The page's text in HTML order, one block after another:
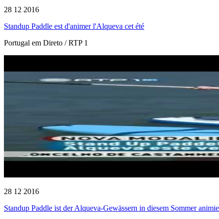
28 12 2016
Standup Paddle est d'animer l'Alqueva cet été
Portugal em Direto / RTP 1
28 12 2016
Standup Paddle ist der Alqueva-Gewässern in diesem Sommer